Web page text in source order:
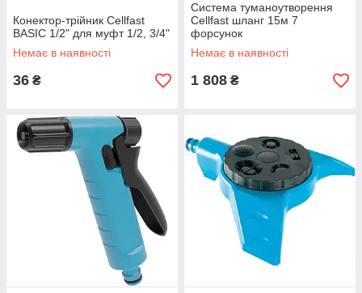
Конектор-трійник Cellfast
BASIC 1/2" для муфт 1/2, 3/4"
Немає в наявності
36 ₴
Система туманоутворення
Cellfast шланг 15м 7
форсунок
Немає в наявності
1 808 ₴